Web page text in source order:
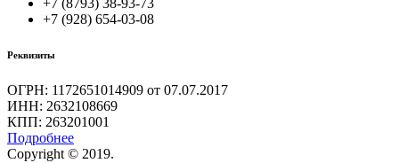
+7 (8793) 38-93-73
+7 (928) 654-03-08
Реквизиты
ОГРН: 1172651014909 от 07.07.2017
ИНН: 2632108669
КПП: 263201001
Подробнее
Copyright © 2019.